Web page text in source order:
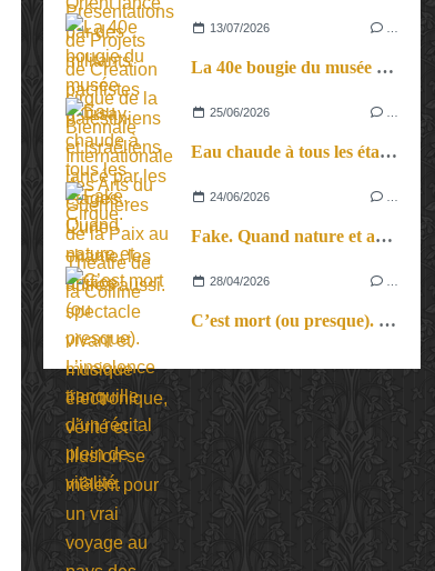
13/07/2026
La 40e bougie du musée d’Orsay.
25/06/2026
Eau chaude à tous les étages. L’une chante, les autres aussi.
24/06/2026
Fake. Quand nature et artifice, spectacle vivant et musique électronique, vérité et illusion se mêlent pour un vrai voyage au pays des sons et des songes…
28/04/2026
C’est mort (ou presque). L’insolence tranquille d’un récital plein de vitalité.